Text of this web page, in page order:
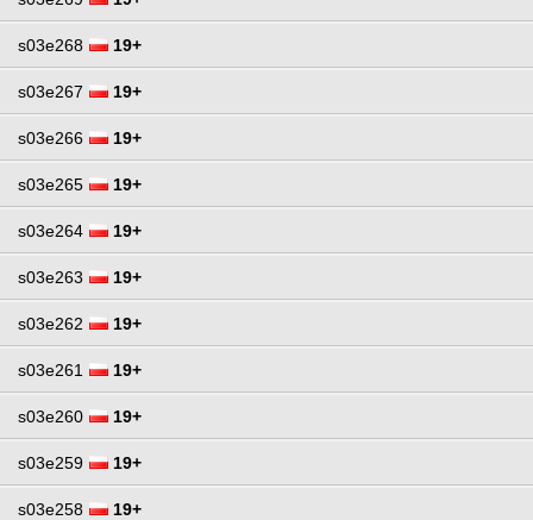
s03e268 19+
s03e267 19+
s03e266 19+
s03e265 19+
s03e264 19+
s03e263 19+
s03e262 19+
s03e261 19+
s03e260 19+
s03e259 19+
s03e258 19+